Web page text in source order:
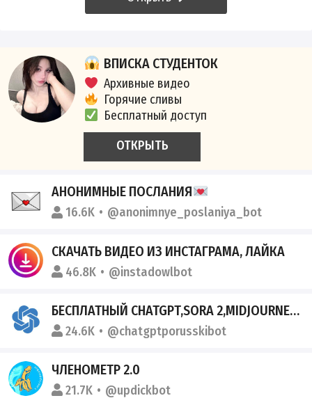
ВПИСКА СТУДЕНТОК
Архивные видео
Горячие сливы
Бесплатный доступ
ОТКРЫТЬ
АНОНИМНЫЕ ПОСЛАНИЯ
16.6K @anonimnye_poslaniya_bot
СКАЧАТЬ ВИДЕО ИЗ ИНСТАГРАМА, ЛАЙКА
46.8K @instadowlbot
БЕСПЛАТНЫЙ CHATGPT,SORA 2,MIDJOURNEY,DALLE,GEMINI,CLAUDE,GROK
24.6K @chatgptporusskibot
ЧЛЕНОМЕТР 2.0
21.7K @updickbot